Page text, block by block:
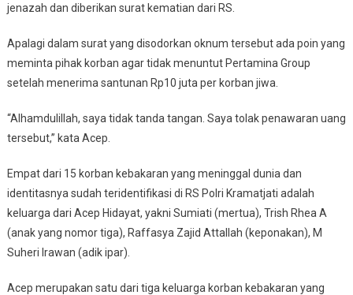
jenazah dan diberikan surat kematian dari RS.
Apalagi dalam surat yang disodorkan oknum tersebut ada poin yang
meminta pihak korban agar tidak menuntut Pertamina Group
setelah menerima santunan Rp10 juta per korban jiwa.
“Alhamdulillah, saya tidak tanda tangan. Saya tolak penawaran uang
tersebut,” kata Acep.
Empat dari 15 korban kebakaran yang meninggal dunia dan
identitasnya sudah teridentifikasi di RS Polri Kramatjati adalah
keluarga dari Acep Hidayat, yakni Sumiati (mertua), Trish Rhea A
(anak yang nomor tiga), Raffasya Zajid Attallah (keponakan), M
Suheri Irawan (adik ipar).
Acep merupakan satu dari tiga keluarga korban kebakaran yang